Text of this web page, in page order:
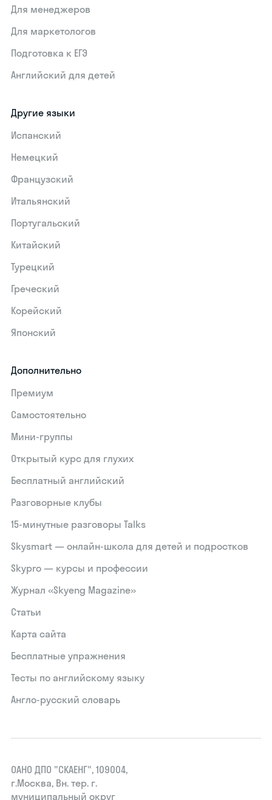
Для менеджеров
Для маркетологов
Подготовка к ЕГЭ
Английский для детей
Другие языки
Испанский
Немецкий
Французский
Итальянский
Португальский
Китайский
Турецкий
Греческий
Корейский
Японский
Дополнительно
Премиум
Самостоятельно
Мини-группы
Открытый курс для глухих
Бесплатный английский
Разговорные клубы
15‑минутные разговоры Talks
Skysmart — онлайн-школа для детей и подростков
Skypro — курсы и профессии
Журнал «Skyeng Magazine»
Статьи
Карта сайта
Бесплатные упражнения
Тесты по английскому языку
Англо-русский словарь
ОАНО ДПО "СКАЕНГ", 109004,
г.Москва, Вн. тер. г.
муниципальный округ